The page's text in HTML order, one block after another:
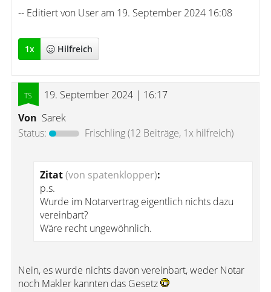
-- Editiert von User am 19. September 2024 16:08
1x Hilfreich
19. September 2024 | 16:17
Von Sarek
Status:
Frischling(12 Beiträge, 1x hilfreich)
Zitat(von spatenklopper):
p.s.
Wurde im Notarvertrag eigentlich nichts dazu
vereinbart?
Wäre recht ungewöhnlich.
Nein, es wurde nichts davon vereinbart, weder Notar
noch Makler kannten das Gesetz